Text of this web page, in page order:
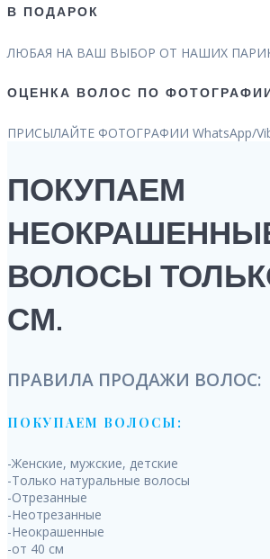
В ПОДАРОК
ЛЮБАЯ НА ВАШ ВЫБОР ОТ НАШИХ
ОЦЕНКА ВОЛОС ПО
ПРИСЫЛАЙТЕ ФОТОГРАФИИ WhatsApp/
ПОКУПАЕМ
ВОЛОСЫ
СМ.
ПРАВИЛА ПРОДАЖИ ВОЛОС:
ПОКУПАЕМ ВОЛОСЫ:
-Женские, мужские, детские
-Только натуральные волосы
-Отрезанные
-Неотрезанные
-Неокрашенные
-от 40 см